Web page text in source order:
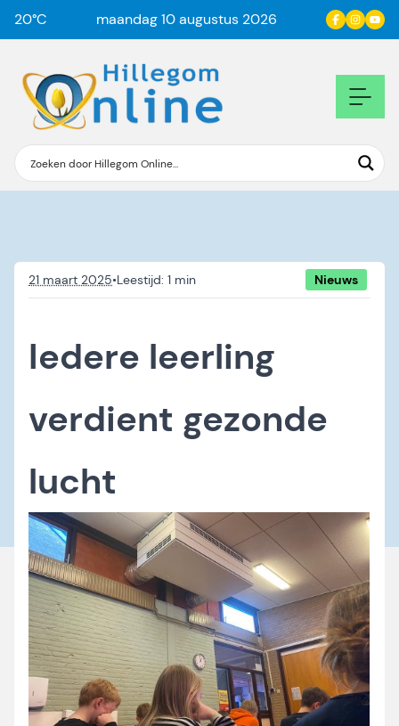
20°C maandag 10 augustus 2026
21 maart 2025• Nieuws
Iedere leerling
verdient gezonde
lucht